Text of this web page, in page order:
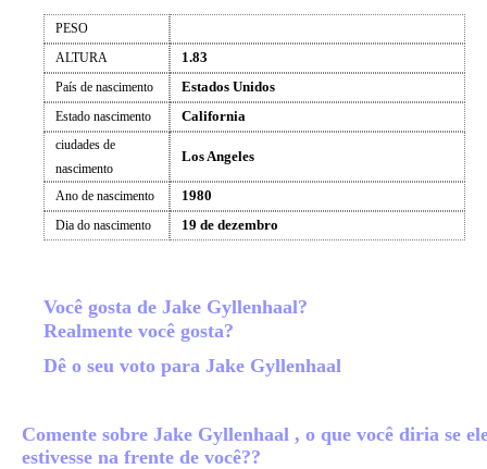
PESO
ALTURA
1.83
País de nascimento Estados Unidos
Estado nascimento California
ciudades de
nascimento
Los Angeles
Ano de nascimento 1980
Dia do nascimento 19 de dezembro
Você gosta de Jake Gyllenhaal?
Realmente você gosta?
Dê o seu voto para Jake Gyllenhaal
Comente sobre Jake Gyllenhaal , o que você diria se
estivesse na frente de você??